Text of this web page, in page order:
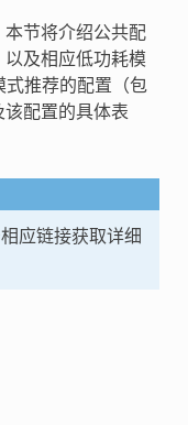
节将介绍公共配
及相应低功耗模
式推荐的配置（包
配置的具体表
应链接获取详细